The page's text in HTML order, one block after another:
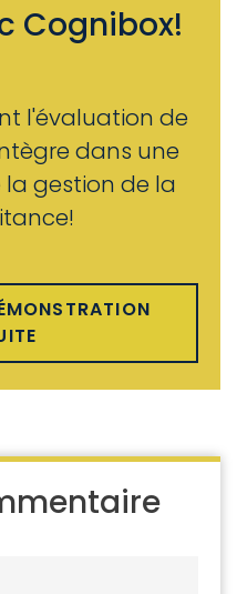
Cognibox!
l'évaluation de
dans une
gestion de la